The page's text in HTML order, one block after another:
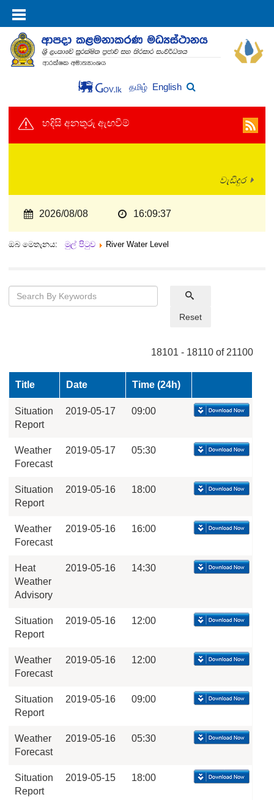
தமிழ் English
හදිසි අනතුරු ඇඟවීම්
වැඩිදුර
2026/08/08 16:09:37
ඔබ මෙතැනය: මුල් පිටුව River Water Level
Reset
18101 - 18110 of 21100
Title Date Time (24h)
Situation
Report
2019-05-17 09:00
Weather
Forecast
2019-05-17 05:30
Situation
Report
2019-05-16 18:00
Weather
Forecast
2019-05-16 16:00
Heat
Weather
Advisory
2019-05-16 14:30
Situation
Report
2019-05-16 12:00
Weather
Forecast
2019-05-16 12:00
Situation
Report
2019-05-16 09:00
Weather
Forecast
2019-05-16 05:30
Situation
Report
2019-05-15 18:00